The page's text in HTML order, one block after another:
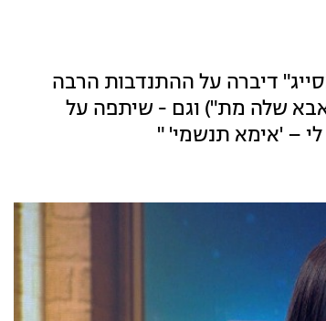
דיברה על ההתנדבות הרבה
שלה מת") וגם - שיתפה על
– 'אימא תנשמי' "